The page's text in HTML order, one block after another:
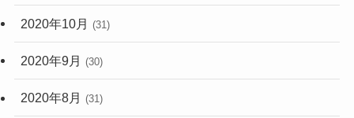
2020年10月 (31)
2020年9月 (30)
2020年8月 (31)